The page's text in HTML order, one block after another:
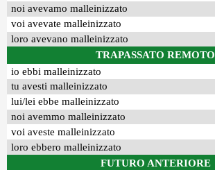
noi avevamo malleinizzato
voi avevate malleinizzato
loro avevano malleinizzato
TRAPASSATO REMOTO
io ebbi malleinizzato
tu avesti malleinizzato
lui/lei ebbe malleinizzato
noi avemmo malleinizzato
voi aveste malleinizzato
loro ebbero malleinizzato
FUTURO ANTERIORE